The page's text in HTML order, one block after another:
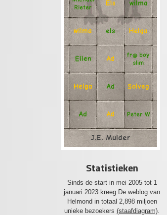
Rieter
Els wilma
wilma els Helga
Ellen Ad fr@ boy
slim
Helga Ad Solveg
Ad Ad Peter W
J.E. Mulder
Statistieken
Sinds de start in mei 2005 tot 1
januari 2023 kreeg De weblog van
Helmond in totaal 2,898 miljoen
unieke bezoekers (staafdiagram)